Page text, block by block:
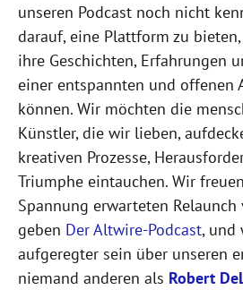
unseren Podcast noch nicht
darauf, eine Plattform zu
ihre Geschichten, Erfahrungen
einer entspannten und offenen
können. Wir möchten die
Künstler, die wir lieben,
kreativen Prozesse,
Triumphe eintauchen. Wir
Spannung erwarteten
geben Der Altwire-Podcast, und
aufgeregter sein über unseren
niemand anderen als Robert